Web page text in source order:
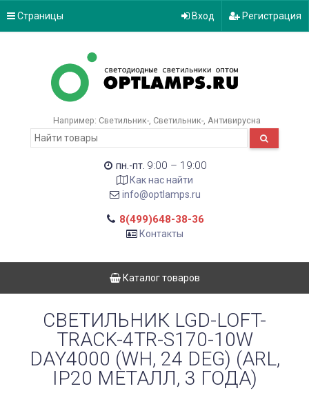
Страницы Вход Регистрация
Например: Светильник- Светильник- Антивирусна
пн.-пт. 9:00 – 19:00
Как нас найти
info@optlamps.ru
8(499)648-38-36
Контакты
Каталог товаров
СВЕТИЛЬНИК LGD-LOFT-
TRACK-4TR-S170-10W
DAY4000 (WH, 24 DEG) (ARL,
IP20 МЕТАЛЛ, 3 ГОДА)